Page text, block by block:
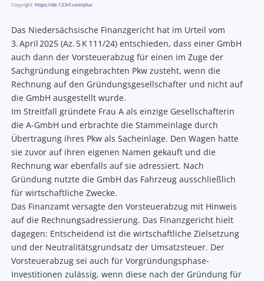
Copyright:https://de.123rf.com/plus
Das Niedersächsische Finanzgericht hat im Urteil vom
3. April 2025 (Az. 5 K 111/24) entschieden, dass einer GmbH
auch dann der Vorsteuerabzug für einen im Zuge der
Sachgründung eingebrachten Pkw zusteht, wenn die
Rechnung auf den Gründungsgesellschafter und nicht auf
die GmbH ausgestellt wurde.
Im Streitfall gründete Frau A als einzige Gesellschafterin
die A-GmbH und erbrachte die Stammeinlage durch
Übertragung ihres Pkw als Sacheinlage. Den Wagen hatte
sie zuvor auf ihren eigenen Namen gekauft und die
Rechnung war ebenfalls auf sie adressiert. Nach
Gründung nutzte die GmbH das Fahrzeug ausschließlich
für wirtschaftliche Zwecke.
Das Finanzamt versagte den Vorsteuerabzug mit Hinweis
auf die Rechnungsadressierung. Das Finanzgericht hielt
dagegen: Entscheidend ist die wirtschaftliche Zielsetzung
und der Neutralitätsgrundsatz der Umsatzsteuer. Der
Vorsteuerabzug sei auch für Vorgründungsphase-
Investitionen zulässig, wenn diese nach der Gründung für